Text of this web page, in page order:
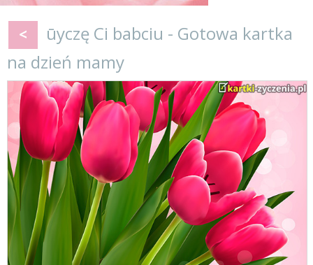
<
ūyczę Ci babciu - Gotowa kartka
na dzień mamy